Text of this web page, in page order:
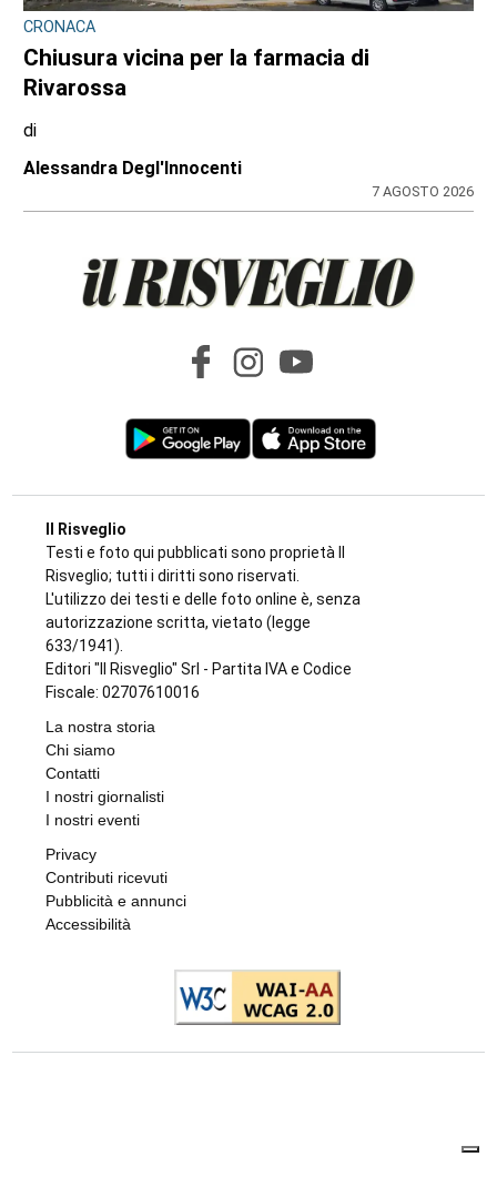
CONTRASTO ALLO SPACCIO DI DROGA
Scaglia il monopattino contro la volante e
finge di essere minorenne: arrestato
pusher 20enne con 30 dosi di crack
7 AGOSTO 2026
MAXI SEQUESTRO DI STUPEFACENTE
Nelle camere da letto un market della
droga: 33 chili di hashish sotto il letto e nel
Redazione